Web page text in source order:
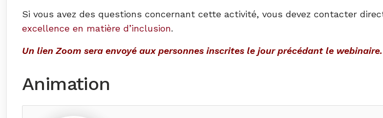
Si vous avez des questions concernant cette activité, vous devez contacter
excellence en matière d’inclusion.
Un lien Zoom sera envoyé aux personnes inscrites le jour précédant le webinaire.
Animation